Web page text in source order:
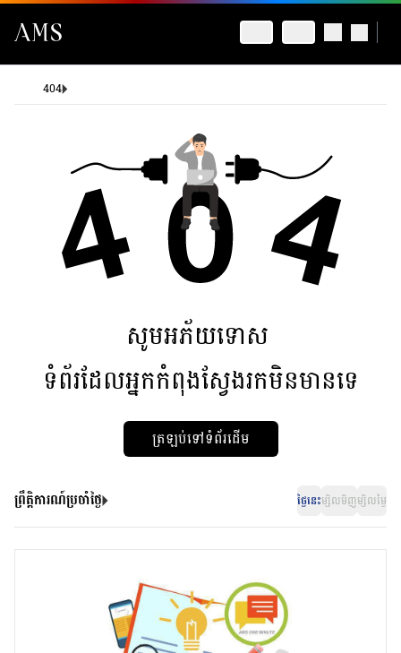
404
សូមអភ័យទោស
ទំព័រដែលអ្នកកំពុងស្វែងរកមិនមានទេ
ត្រឡប់ទៅទំព័រដើម
ព្រឹត្តិការណ៍ប្រចាំថ្ងៃ ថ្ងៃនេះម្សិលមិញម្សិលម្ងៃ